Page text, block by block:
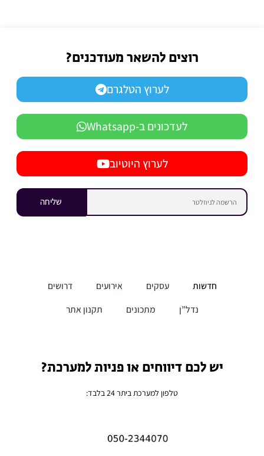
רוצים להשאר מעודכנים?
לערוץ הטלגרם
לעדכונים ב-Whatsapp
לערוץ היוטיוב
שליחה
חדשות עסקים אירועים
דרושים
נדל”ן
מתכונים תקנון אתר
יש לכם דיווחים או פניות למערכת?
טלפון למערכת ביתר 24 בלבד: